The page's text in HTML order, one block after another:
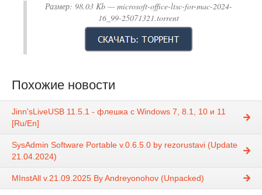
Размер: 98.03 Kb — microsoft-office-ltsc-for-mac-2024-
16_99-25071321.torrent
Похожие новости
Jinn'sLiveUSB 11.5.1 - флешка с Windows 7, 8.1, 10 и 11
[Ru/En]
SysAdmin Software Portable v.0.6.5.0 by rezorustavi (Update
21.04.2024)
MInstAll v.21.09.2025 By Andreyonohov (Unpacked)